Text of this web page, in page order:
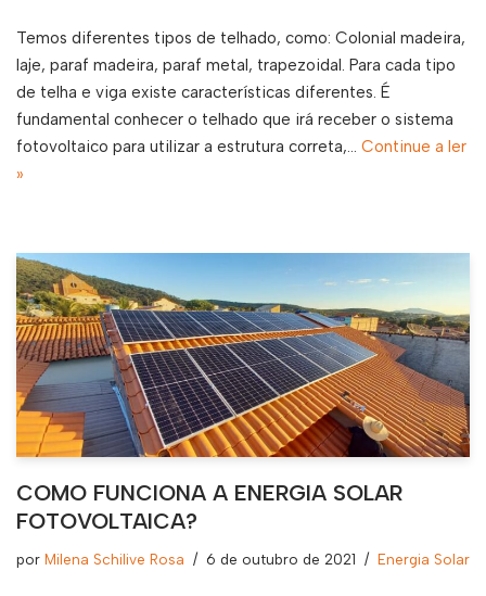
Temos diferentes tipos de telhado, como: Colonial madeira,
laje, paraf madeira, paraf metal, trapezoidal. Para cada tipo
de telha e viga existe características diferentes. É
fundamental conhecer o telhado que irá receber o sistema
fotovoltaico para utilizar a estrutura correta,… Continue a ler
»
COMO FUNCIONA A ENERGIA SOLAR
FOTOVOLTAICA?
por Milena Schilive Rosa 6 de outubro de 2021 Energia Solar